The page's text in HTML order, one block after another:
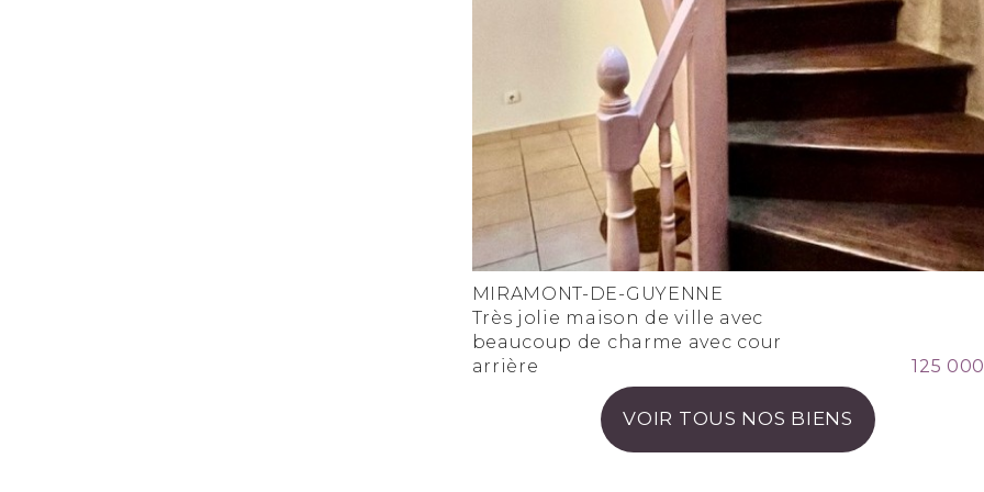
MIRAMONT-DE-GUYENNE
Très jolie maison de ville avec
beaucoup de charme avec cour
arrière
125
VOIR TOUS NOS BIENS